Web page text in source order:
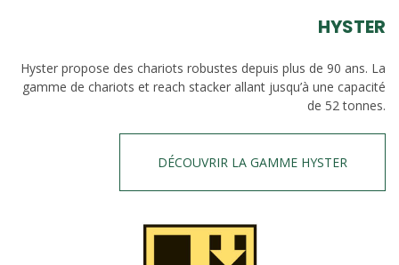
HYSTER
Hyster propose des chariots robustes depuis plus de 90 ans. La
gamme de chariots et reach stacker allant jusqu’à une capacité
de 52 tonnes.
DÉCOUVRIR LA GAMME HYSTER